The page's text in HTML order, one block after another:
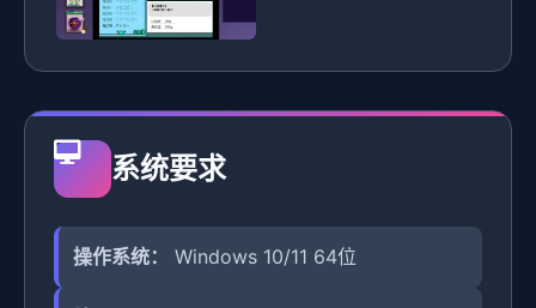
系统要求
操作系统： Windows 10/11 64位